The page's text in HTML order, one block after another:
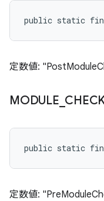
public static final
定数値:
MODULE
public static final
定数値: